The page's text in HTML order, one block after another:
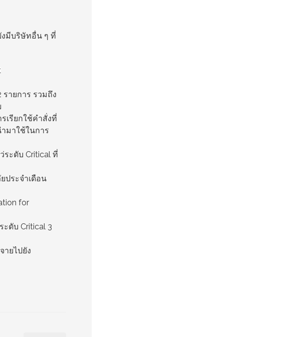
งมีบริษัทอื่น ๆ ที่
ายการ รวมถึง
เรียกใช้คำสั่งที่
มาใช้ในการ
ะดับ Critical ที่
ประจำเดือน
for
ดับ Critical 3
ายไปยัง